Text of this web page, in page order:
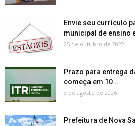
Envie seu currículo
municipal de ensino
25 de outubro de 2022
Prazo para entrega
começa em 10...
3 de agosto de 2026
Prefeitura de Nova